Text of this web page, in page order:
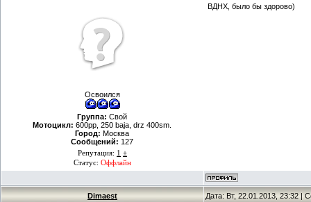
Освоился
Группа: Свой
Мотоцикл: 600рр, 250 baja, drz 400sm.
Город: Москва
Сообщений: 127
Репутация: 1 ±
Статус: Оффлайн
ВДНХ, было бы здорово)
Dimaest Дата: Вт, 22.01.2013, 23:32 |